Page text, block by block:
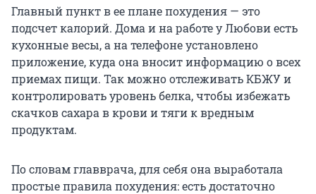
Главный пункт в ее плане похудения — это
подсчет калорий. Дома и на работе у Любови есть
кухонные весы, а на телефоне установлено
приложение, куда она вносит информацию о всех
приемах пищи. Так можно отслеживать КБЖУ и
контролировать уровень белка, чтобы избежать
скачков сахара в крови и тяги к вредным
продуктам.
По словам главврача, для себя она выработала
простые правила похудения: есть достаточно